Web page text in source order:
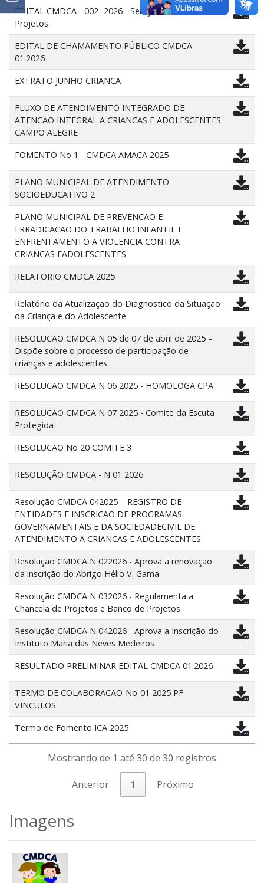
EDITAL CMDCA - 002- 2026 - Seleção e Chancela de
Projetos
EDITAL DE CHAMAMENTO PÚBLICO CMDCA
01.2026
EXTRATO JUNHO CRIANCA
FLUXO DE ATENDIMENTO INTEGRADO DE
ATENCAO INTEGRAL A CRIANCAS E ADOLESCENTES
CAMPO ALEGRE
FOMENTO No 1 - CMDCA AMACA 2025
PLANO MUNICIPAL DE ATENDIMENTO-
SOCIOEDUCATIVO 2
PLANO MUNICIPAL DE PREVENCAO E
ERRADICACAO DO TRABALHO INFANTIL E
ENFRENTAMENTO A VIOLENCIA CONTRA
CRIANCAS EADOLESCENTES
RELATORIO CMDCA 2025
Relatório da Atualização do Diagnostico da Situação
da Criança e do Adolescente
RESOLUCAO CMDCA N 05 de 07 de abril de 2025 –
Dispõe sobre o processo de participação de
crianças e adolescentes
RESOLUCAO CMDCA N 06 2025 - HOMOLOGA CPA
RESOLUCAO CMDCA N 07 2025 - Comite da Escuta
Protegida
RESOLUCAO No 20 COMITE 3
RESOLUÇÃO CMDCA - N 01 2026
Resolução CMDCA 042025 – REGISTRO DE
ENTIDADES E INSCRICAO DE PROGRAMAS
GOVERNAMENTAIS E DA SOCIEDADECIVIL DE
ATENDIMENTO A CRIANCAS E ADOLESCENTES
Resolução CMDCA N 022026 - Aprova a renovação
da inscrição do Abrigo Hélio V. Gama
Resolução CMDCA N 032026 - Regulamenta a
Chancela de Projetos e Banco de Projetos
Resolução CMDCA N 042026 - Aprova a Inscrição do
Instituto Maria das Neves Medeiros
RESULTADO PRELIMINAR EDITAL CMDCA 01.2026
TERMO DE COLABORACAO-No-01 2025 PF
VINCULOS
Termo de Fomento ICA 2025
Mostrando de 1 até 30 de 30 registros
Anterior 1 Próximo
Imagens